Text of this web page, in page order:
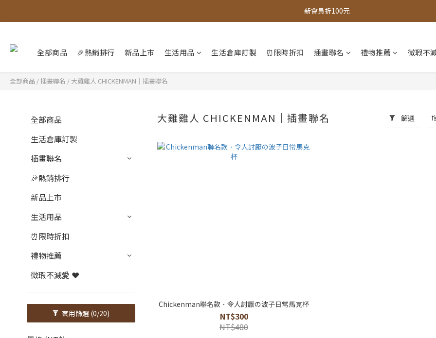
全館，滿888超取免運｜滿1500宅配免運
新會員折100元
全館，滿888超取免運｜滿1500宅配免運
全部商品 🎉熱銷排行 新品上市 生活用品 生活倉庫訂製 ⏰限時折扣 插畫聯名 禮物推薦 微瑕不
全部商品 /插畫聯名 / 大雞雞人 CHICKENMAN｜插畫聯名
全部商品
生活倉庫訂製
插畫聯名
🎉熱銷排行
新品上市
生活用品
⏰限時折扣
禮物推薦
微瑕不減愛 ❤️
套用篩選 (0/20)
大雞雞人 CHICKENMAN｜插畫聯名 篩選
Chickenman聯名款．令人討厭の波子日常馬克杯
NT$300
NT$480